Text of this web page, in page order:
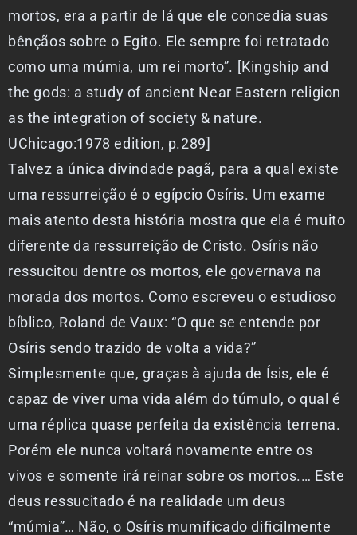
mortos, era a partir de lá que ele concedia suas
bênçãos sobre o Egito. Ele sempre foi retratado
como uma múmia, um rei morto”. [Kingship and
the gods: a study of ancient Near Eastern religion
as the integration of society & nature.
UChicago:1978 edition, p.289]
Talvez a única divindade pagã, para a qual existe
uma ressurreição é o egípcio Osíris. Um exame
mais atento desta história mostra que ela é muito
diferente da ressurreição de Cristo. Osíris não
ressucitou dentre os mortos, ele governava na
morada dos mortos. Como escreveu o estudioso
bíblico, Roland de Vaux: “O que se entende por
Osíris sendo trazido de volta a vida?”
Simplesmente que, graças à ajuda de Ísis, ele é
capaz de viver uma vida além do túmulo, o qual é
uma réplica quase perfeita da existência terrena.
Porém ele nunca voltará novamente entre os
vivos e somente irá reinar sobre os mortos.… Este
deus ressucitado é na realidade um deus
“múmia”… Não, o Osíris mumificado dificilmente